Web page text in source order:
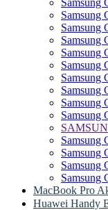
Samsung
Samsung
Samsung
Samsung
Samsung
Samsung
Samsung
Samsung
Samsung
Samsung
Samsung
Samsung
Samsung
MacBook Pro
Huawei Handy